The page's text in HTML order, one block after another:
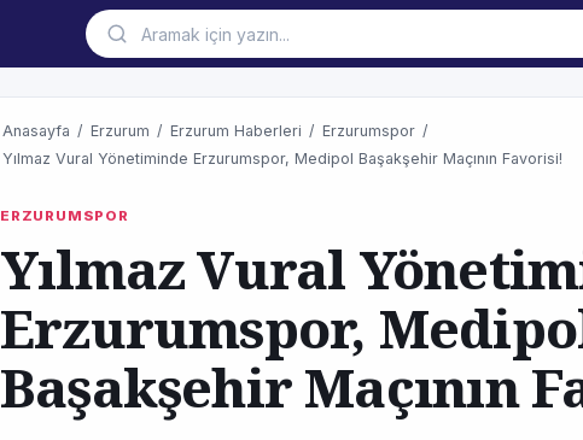
Anasayfa / Erzurum / Erzurum Haberleri / Erzurumspor /
Yılmaz Vural Yönetiminde Erzurumspor, Medipol Başakşehir Maçının Favorisi!
ERZURUMSPOR
Yılmaz Vural
Erzurumspor,
Başakşehir Maçının